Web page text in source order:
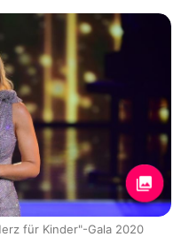
für Kinder"-Gala 2020